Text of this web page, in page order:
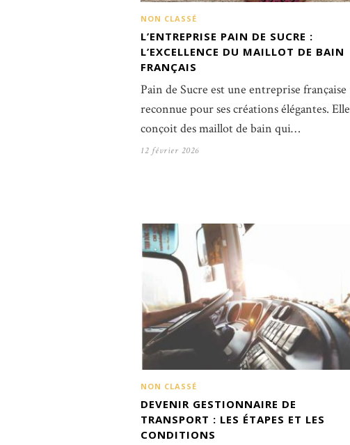
NON CLASSÉ
L’ENTREPRISE PAIN DE SUCRE :
L’EXCELLENCE DU MAILLOT DE BAIN
FRANÇAIS
Pain de Sucre est une entreprise française
reconnue pour ses créations élégantes. Elle
conçoit des maillot de bain qui…
12 février 2026
NON CLASSÉ
DEVENIR GESTIONNAIRE DE
TRANSPORT : LES ÉTAPES ET LES
CONDITIONS